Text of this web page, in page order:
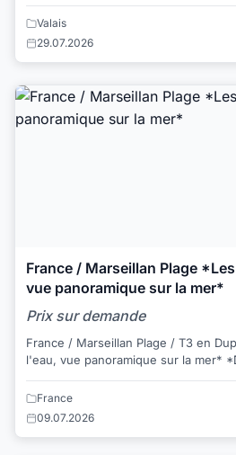
Valais
29.07.2026
France / Marseillan Plage
vue panoramique sur la mer*
Prix sur demande
France / Marseillan Plage / T3 en
l'eau, vue panoramique sur la mer* *Du samedi 14h00 au
samedi 10h00* Prix de la locatio...
France
09.07.2026